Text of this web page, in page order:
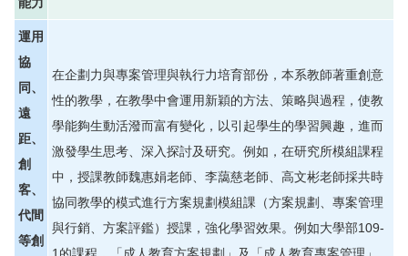
運用
協
同、
遠
距、
創
客、
代間
等創
在企劃力與專案管理與執行力培育部份，本系教師著重創意
性的教學，在教學中會運用新穎的方法、策略與過程，使教
學能夠生動活潑而富有變化，以引起學生的學習興趣，進而
激發學生思考、深入探討及研究。例如，在研究所模組課程
中，授課教師魏惠娟老師、李藹慈老師、高文彬老師採共時
協同教學的模式進行方案規劃模組課（方案規劃、專案管理
與行銷、方案評鑑）授課，強化學習效果。例如大學部109-
1的課程，「成人教育方案規劃」及「成人教育專案管理」